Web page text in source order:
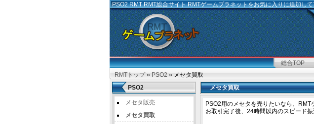
PSO2 RMTRMT総合サイト RMTゲームプラネットをお気に入りに追加し
総合TOP
RMTトップ » PSO2 » メセタ買取
PSO2
メセタ販売
メセタ買取
メセタ買取
PSO2用のメセタを売りたいなら、RMT
お取引完了後、24時間以内のスピード振